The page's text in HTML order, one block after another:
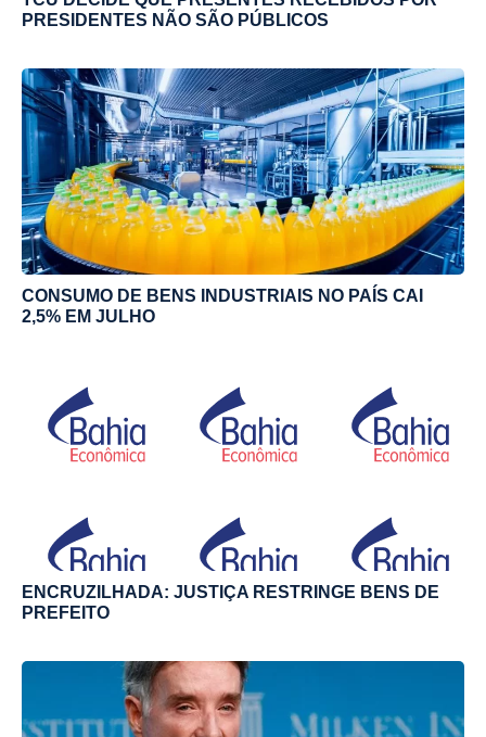
PRESIDENTES NÃO SÃO PÚBLICOS
CONSUMO DE BENS INDUSTRIAIS NO PAÍS CAI
2,5% EM JULHO
ENCRUZILHADA: JUSTIÇA RESTRINGE BENS DE
PREFEITO